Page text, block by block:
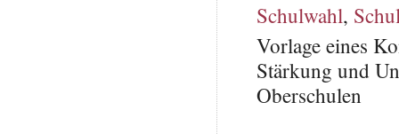
Schulwahl,
Vorlage eines
Stärkung und
Oberschulen